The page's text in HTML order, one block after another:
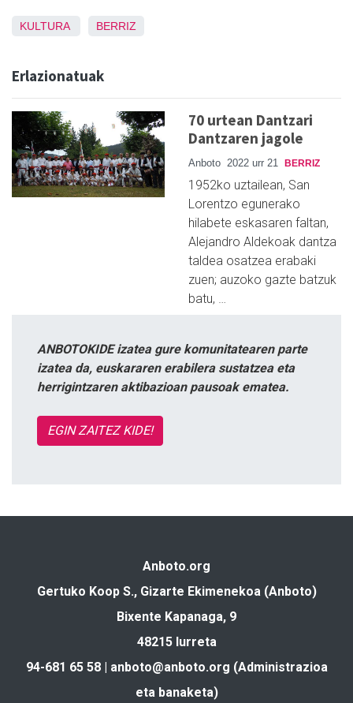
KULTURA BERRIZ
Erlazionatuak
70 urtean Dantzari
Dantzaren jagole
Anboto 2022 urr 21 BERRIZ
1952ko uztailean, San
Lorentzo egunerako
hilabete eskasaren faltan,
Alejandro Aldekoak dantza
taldea osatzea erabaki
zuen; auzoko gazte batzuk
batu, …
ANBOTOKIDE izatea gure komunitatearen parte
izatea da, euskararen erabilera sustatzea eta
herrigintzaren aktibazioan pausoak ematea.
EGIN ZAITEZ KIDE!
Anboto.org
Gertuko Koop S., Gizarte Ekimenekoa (Anboto)
Bixente Kapanaga, 9
48215 Iurreta
94-681 65 58 | anboto@anboto.org (Administrazioa
eta banaketa)